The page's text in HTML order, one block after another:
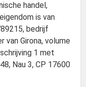
handel,
is van
bedrijf
Girona, volume
1 met
Nau 3, CP 17600